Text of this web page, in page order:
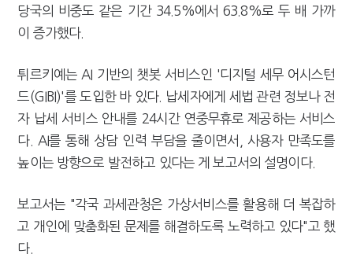
당국의 비중도 같은 기간 34.5%에서 63.8%로 두 배 가까
이 증가했다.
튀르키예는 AI 기반의 챗봇 서비스인 '디지털 세무 어시스턴
드(GIBI)'를 도입한 바 있다. 납세자에게 세법 관련 정보나 전
자 납세 서비스 안내를 24시간 연중무휴로 제공하는 서비스
다. AI를 통해 상담 인력 부담을 줄이면서, 사용자 만족도를
높이는 방향으로 발전하고 있다는 게 보고서의 설명이다.
보고서는 "각국 과세관청은 가상서비스를 활용해 더 복잡하
고 개인에 맞춤화된 문제를 해결하도록 노력하고 있다"고 했
다.